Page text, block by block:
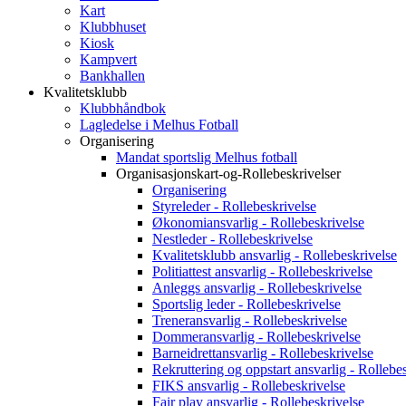
Kart
Klubbhuset
Kiosk
Kampvert
Bankhallen
Kvalitetsklubb
Klubbhåndbok
Lagledelse i Melhus Fotball
Organisering
Mandat sportslig Melhus fotball
Organisasjonskart-og-Rollebeskrivelser
Organisering
Styreleder - Rollebeskrivelse
Økonomiansvarlig - Rollebeskrivelse
Nestleder - Rollebeskrivelse
Kvalitetsklubb ansvarlig - Rollebeskrivelse
Politiattest ansvarlig - Rollebeskrivelse
Anleggs ansvarlig - Rollebeskrivelse
Sportslig leder - Rollebeskrivelse
Treneransvarlig - Rollebeskrivelse
Dommeransvarlig - Rollebeskrivelse
Barneidrettansvarlig - Rollebeskrivelse
Rekruttering og oppstart ansvarlig -
FIKS ansvarlig - Rollebeskrivelse
Fair play ansvarlig - Rollebeskrivelse